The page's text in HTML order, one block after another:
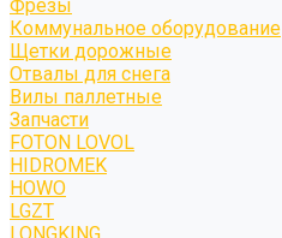
Фрезы
Коммунальное оборудование
Щетки дорожные
Отвалы для снега
Вилы паллетные
Запчасти
FOTON LOVOL
HIDROMEK
HOWO
LGZT